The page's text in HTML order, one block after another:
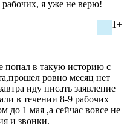
я уже не верю!
1+
в такую историю с
ровно месяц нет
иду писать заявление
в течении 8-9 рабочих
до 1 мая ,а сейчас вовсе не
и звонки.